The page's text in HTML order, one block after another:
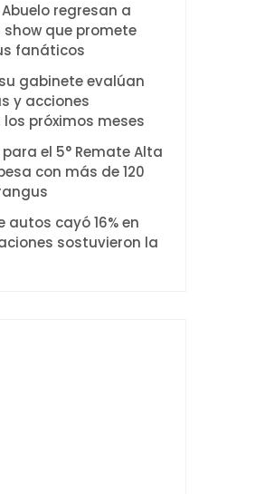
regresan a
que promete
fanáticos
gabinete evalúan
y acciones
próximos meses
el 5° Remate Alta
con más de 120
autos cayó 16% en
sostuvieron la